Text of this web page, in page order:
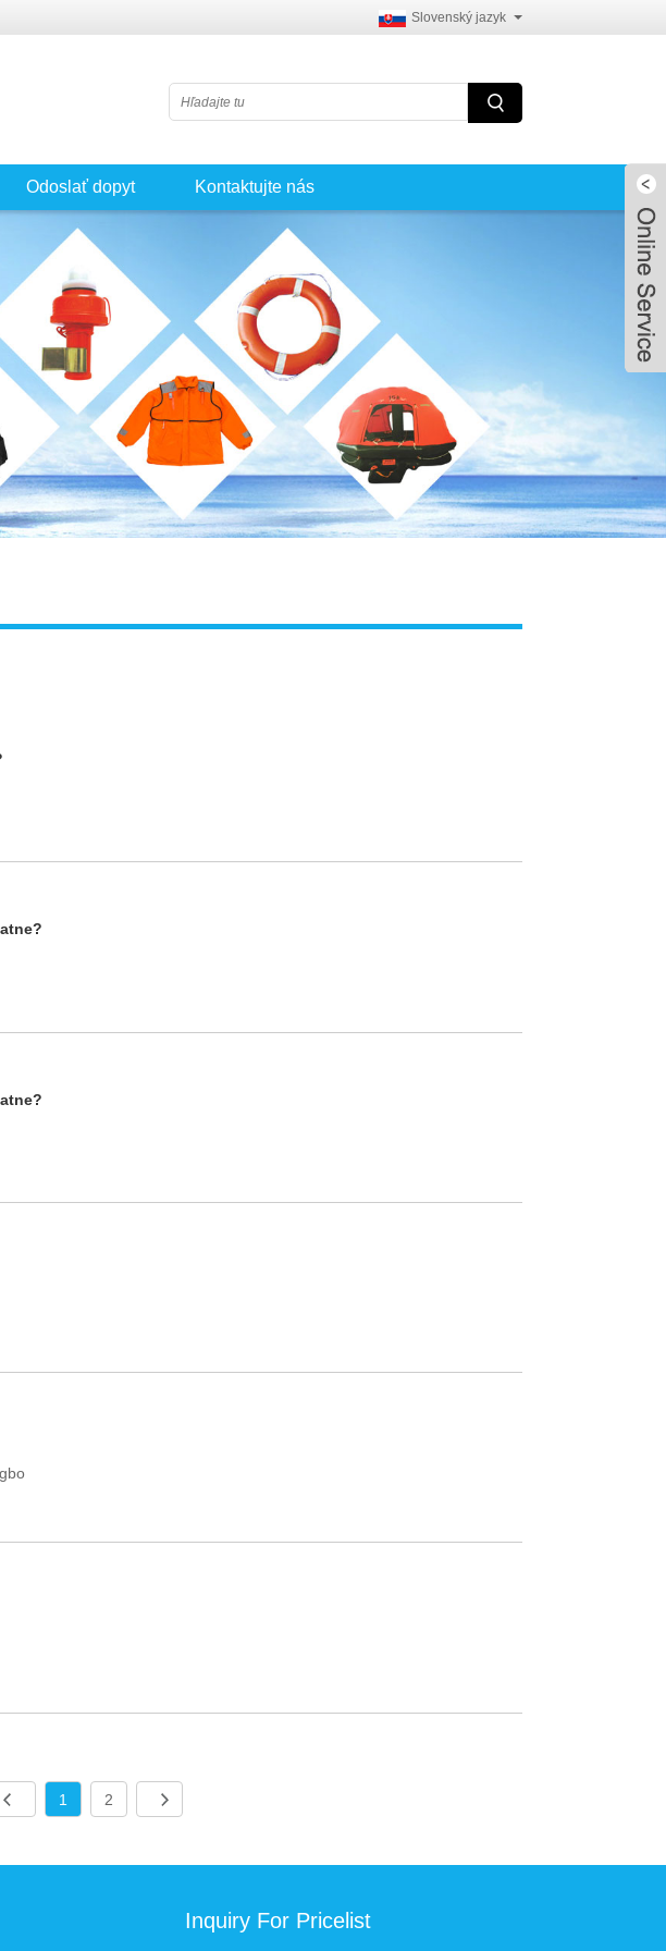
Slovenský jazyk
Odoslať dopyt Kontaktujte nás
1 2
Inquiry For Pricelist